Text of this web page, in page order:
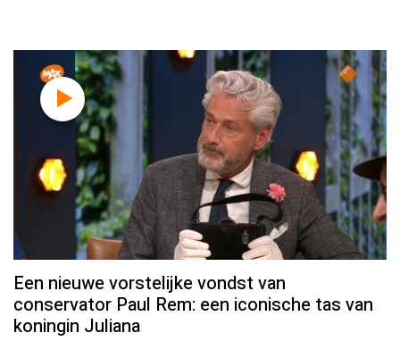
Een nieuwe vorstelijke vondst van
conservator Paul Rem: een iconische tas van
koningin Juliana